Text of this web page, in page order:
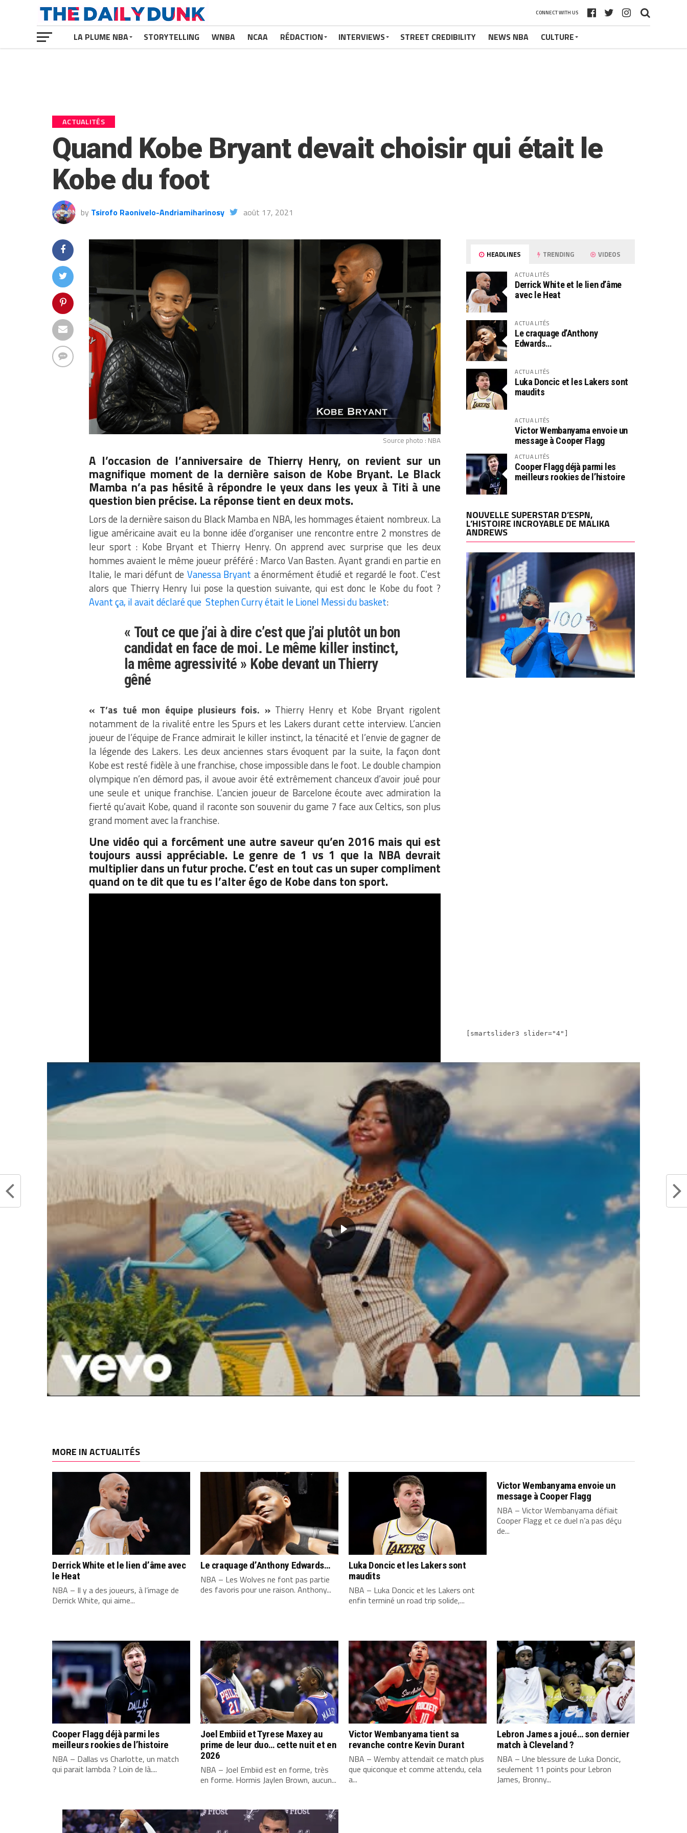
CONNECT WITH US
LA PLUME NBA STORYTELLING WNBA NCAA RÉDACTION INTERVIEWS STREET CREDIBILITY NEWS NBA CULTURE
ACTUALITÉS
Quand Kobe Bryant devait choisir qui était le
Kobe du foot
by Tsirofo Raonivelo-Andriamiharinosy août 17, 2021
Source photo : NBA
A l’occasion de l’anniversaire de Thierry Henry, on revient sur un
magnifique moment de la dernière saison de Kobe Bryant. Le Black
Mamba n’a pas hésité à répondre le yeux dans les yeux à Titi à une
question bien précise. La réponse tient en deux mots.
Lors de la dernière saison du Black Mamba en NBA, les hommages étaient nombreux. La
ligue américaine avait eu la bonne idée d’organiser une rencontre entre 2 monstres de
leur sport : Kobe Bryant et Thierry Henry. On apprend avec surprise que les deux
hommes avaient le même joueur préféré : Marco Van Basten. Ayant grandi en partie en
Italie, le mari défunt de Vanessa Bryant a énormément étudié et regardé le foot. C’est
alors que Thierry Henry lui pose la question suivante, qui est donc le Kobe du foot ?
Avant ça, il avait déclaré que Stephen Curry était le Lionel Messi du basket:
« Tout ce que j’ai à dire c’est que j’ai plutôt un bon
candidat en face de moi. Le même killer instinct,
la même agressivité » Kobe devant un Thierry
gêné
« T’as tué mon équipe plusieurs fois. »Thierry Henry et Kobe Bryant rigolent
notamment de la rivalité entre les Spurs et les Lakers durant cette interview. L’ancien
joueur de l’équipe de France admirait le killer instinct, la ténacité et l’envie de gagner de
la légende des Lakers. Les deux anciennes stars évoquent par la suite, la façon dont
Kobe est resté fidèle à une franchise, chose impossible dans le foot. Le double champion
olympique n’en démord pas, il avoue avoir été extrêmement chanceux d’avoir joué pour
une seule et unique franchise. L’ancien joueur de Barcelone écoute avec admiration la
fierté qu’avait Kobe, quand il raconte son souvenir du game 7 face aux Celtics, son plus
grand moment avec la franchise.
Une vidéo qui a forcément une autre saveur qu’en 2016 mais qui est
toujours aussi appréciable. Le genre de 1 vs 1 que la NBA devrait
multiplier dans un futur proche. C’est en tout cas un super compliment
quand on te dit que tu es l’alter égo de Kobe dans ton sport.
Partager :
Jeanie Buss tacle l’équipe des
Lakers dans un message pour
Kobe Bryant sur Twitter
juillet 4, 2022
Dans "Actualités"
La légende du Black Mamba
continue : Lamar Odom voit Kobe
Bryant lui parler dans ses rêves
juillet 4, 2022
Dans "Actualités"
L’hommage de Zach Lavine à Kobe
Bryant
janvier 21, 2023
Dans "Actualités"
RELATED TOPICS FOOT FOOTBALL KOBE BRYANT NBA THIERRY HENRY
CLICK TO COMMENT
HEADLINES TRENDING VIDEOS
ACTUALITÉS
Derrick White et le lien d’âme
avec le Heat
ACTUALITÉS
Le craquage d’Anthony
Edwards…
ACTUALITÉS
Luka Doncic et les Lakers sont
maudits
ACTUALITÉS
Victor Wembanyama envoie un
message à Cooper Flagg
ACTUALITÉS
Cooper Flagg déjà parmi les
meilleurs rookies de l’histoire
NOUVELLE SUPERSTAR D’ESPN,
L’HISTOIRE INCROYABLE DE MALIKA
ANDREWS
[smartslider3 slider="4"]
MORE IN ACTUALITÉS
Derrick White et le lien d’âme avec
le Heat
NBA – Il y a des joueurs, à l’image de
Derrick White, qui aime...
Le craquage d’Anthony Edwards…
NBA – Les Wolves ne font pas partie
des favoris pour une raison. Anthony...
Luka Doncic et les Lakers sont
maudits
NBA – Luka Doncic et les Lakers ont
enfin terminé un road trip solide,...
Victor Wembanyama envoie un
message à Cooper Flagg
NBA – Victor Wembanyama défiait
Cooper Flagg et ce duel n’a pas déçu
de...
Cooper Flagg déjà parmi les
meilleurs rookies de l’histoire
NBA – Dallas vs Charlotte, un match
qui parait lambda ? Loin de là....
Joel Embiid et Tyrese Maxey au
prime de leur duo… cette nuit et en
2026
NBA – Joel Embiid est en forme, très
en forme. Hormis Jaylen Brown, aucun...
Victor Wembanyama tient sa
revanche contre Kevin Durant
NBA – Wemby attendait ce match plus
que quiconque et comme attendu, cela
a...
Lebron James a joué… son dernier
match à Cleveland ?
NBA – Une blessure de Luka Doncic,
seulement 11 points pour Lebron
James, Bronny...